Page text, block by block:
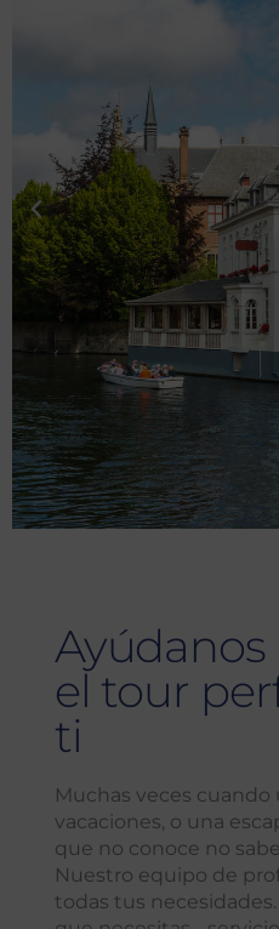
Ayúdanos
el tour
ti
Muchas veces cuando
vacaciones, o una
que no conoce no
Nuestro equipo de
todas tus